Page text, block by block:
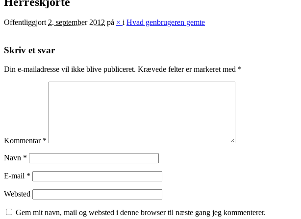
Offentliggjort2. september 2012 på × i Hvad genbrugeren gemte
Skriv et svar
Din e-mailadresse vil ikke blive publiceret. Krævede felter er markeret med *
Kommentar *
Navn *
E-mail *
Websted
Gem mit navn, mail og websted i denne browser til næste gang jeg kommenterer.